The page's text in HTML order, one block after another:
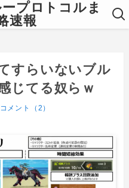
プロトコルま
速報
すらいないブル
じてる奴らｗ
コメント（2）